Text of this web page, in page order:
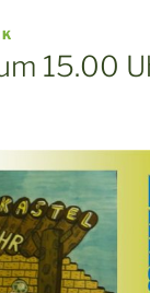
15.00